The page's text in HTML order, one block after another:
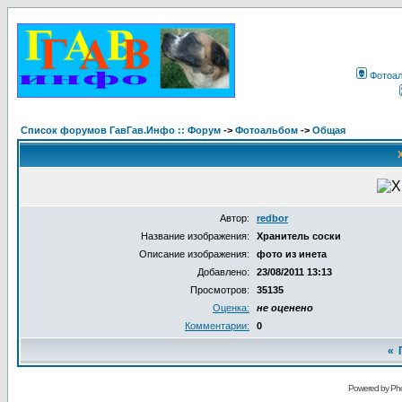
Список форумов ГавГав.Инфо :: Форум -> Фотоальбом -> Общая
Автор:
redbor
Название изображения:
Хранитель соски
Описание изображения:
фото из инета
Добавлено:
23/08/2011 13:13
Просмотров:
35135
Оценка:
не оценено
Комментарии:
0
«
Powered by